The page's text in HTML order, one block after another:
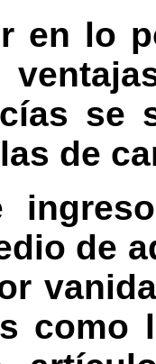
en lo
se
de
de
como